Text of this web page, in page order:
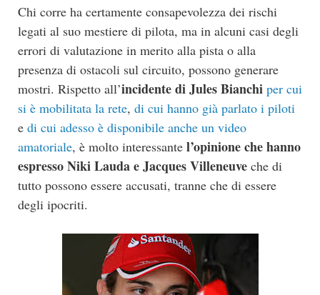
Chi corre ha certamente consapevolezza dei rischi
legati al suo mestiere di pilota, ma in alcuni casi degli
errori di valutazione in merito alla pista o alla
presenza di ostacoli sul circuito, possono generare
mostri. Rispetto all’incidente di Jules Bianchi per cui
si è mobilitata la rete, di cui hanno già parlato i piloti
e di cui adesso è disponibile anche un video
amatoriale, è molto interessante l’opinione che hanno
espresso Niki Lauda e Jacques Villeneuve che di
tutto possono essere accusati, tranne che di essere
degli ipocriti.